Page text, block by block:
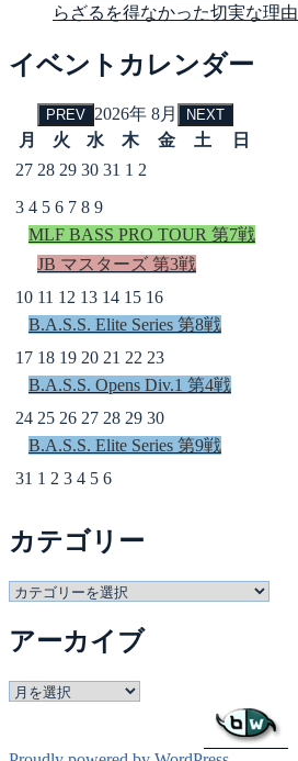
らざるを得なかった切実な理由
イベントカレンダー
PREV 2026年 8月 NEXT
月 火 水 木 金 土
日
27 28 29 30 31 1 2
3 4 5 6 7 8 9
MLF BASS PRO TOUR 第7戦
JB マスターズ 第3戦
10 11 12 13 14 15 16
B.A.S.S. Elite Series 第8戦
17 18 19 20 21 22 23
B.A.S.S. Opens Div.1 第4戦
24 25 26 27 28 29 30
B.A.S.S. Elite Series 第9戦
31 1 2 3 4 5 6
カテゴリー
カ
ゴ
ー
アーカイブ
ア